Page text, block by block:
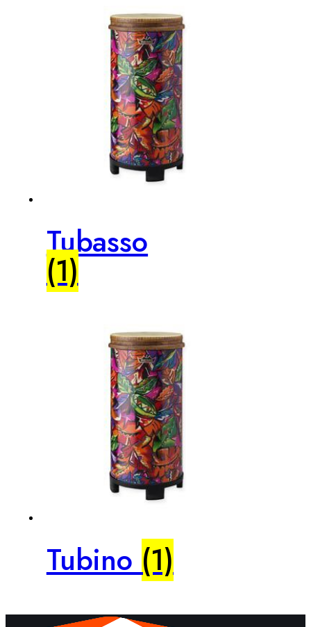
Tubasso
(1)
Tubino(1)